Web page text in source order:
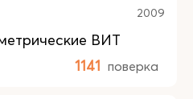
2009
ВИТ
1141 поверка